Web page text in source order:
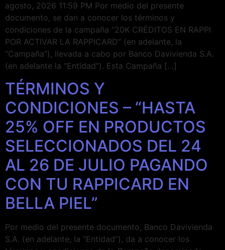
agosto, 2026 11:59 PM Por medio del presente
documento, se dan a conocer los términos y
condiciones de la campaña “20K CRÉDITOS EN RAPPI
POR ACTIVAR LA RAPPICARD” (en adelante, la
“Campaña”), llevada a cabo por Banco Davivienda S.A.
(en adelante la “Entidad”). Esta Campaña […]
TÉRMINOS Y
CONDICIONES – “HASTA
25% OFF EN PRODUCTOS
SELECCIONADOS DEL 24
AL 26 DE JULIO PAGANDO
CON TU RAPPICARD EN
BELLA PIEL”
Por medio del presente documento, Banco Davivienda
S.A. (en adelante, la “Entidad”), da a conocer los